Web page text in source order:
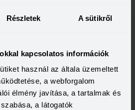
Részletek A sütikről
kapcsolatos információk
használ az általa üzemeltett
a webforgalom
élmény javítása, a tartalmak és
a látogatók
Nádor utca 16.
a fiókoldalra